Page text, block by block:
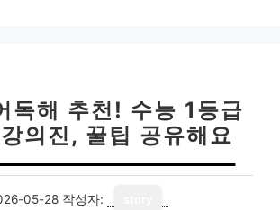
독해 추천! 수능 1등급
의진, 꿀팁 공유해요
05-28 작성자: